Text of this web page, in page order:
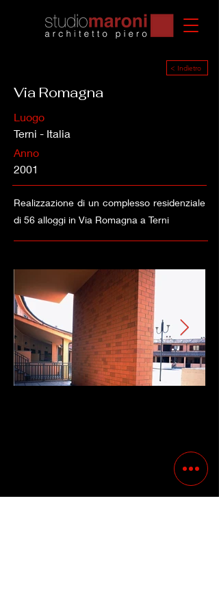
< Indietro
Via Romagna
Luogo
Terni - Italia
Anno
2001
Realizzazione di un complesso residenziale
di 56 alloggi in Via Romagna a Terni